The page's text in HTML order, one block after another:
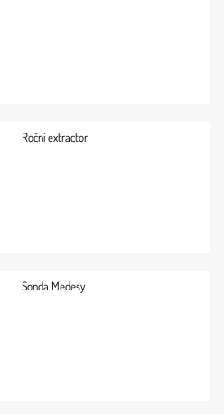
Ročni extractor
Sonda Medesy